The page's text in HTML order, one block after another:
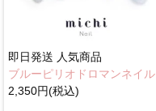
即日発送 人気商品
ブルーピリオドロマンネイル
2,350円(税込)